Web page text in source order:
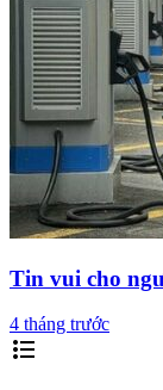
Tin vui cho
4 tháng trước
format_list_bulleted